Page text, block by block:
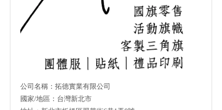
公司名稱：拓德實業有限公司
國家/地區：台灣新北市